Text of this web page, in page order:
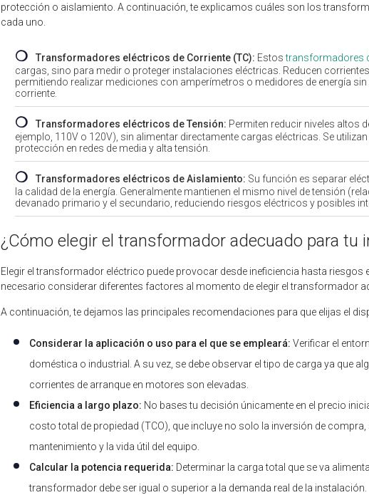
protección o aislamiento. A continuación, te explicamos cuáles son los
cada uno.
❍ Transformadores eléctricos de Corriente (TC): Estostransformadores
cargas, sino para medir o proteger instalaciones eléctricas. Reducen
permitiendo realizar mediciones con amperímetros o medidores de energía
corriente.
❍ Transformadores eléctricos de Tensión: Permiten reducir niveles altos
ejemplo, 110V o 120V), sin alimentar directamente cargas eléctricas. Se
protección en redes de media y alta tensión.
❍ Transformadores eléctricos de Aislamiento: Su función es separar
la calidad de la energía. Generalmente mantienen el mismo nivel de tensión
devanado primario y el secundario, reduciendo riesgos eléctricos y posibles
¿Cómo elegir el transformador adecuado para tu
Elegir el transformador eléctrico puede provocar desde ineficiencia hasta riesgos
necesario considerar diferentes factores al momento de elegir el transformador
A continuación, te dejamos las principales recomendaciones para que elijas el
Considerar la aplicación o uso para el que se empleará: Verificar el
doméstica o industrial. A su vez, se debe observar el tipo de carga ya que
corrientes de arranque en motores son elevadas.
Eficiencia a largo plazo: No bases tu decisión únicamente en el precio
costo total de propiedad (TCO), que incluye no solo la inversión de
mantenimiento y la vida útil del equipo.
Calcular la potencia requerida: Determinar la carga total que se va
transformador debe ser igual o superior a la demanda real de la instalación.